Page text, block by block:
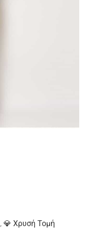
, 💎 Χρυσή Τομή